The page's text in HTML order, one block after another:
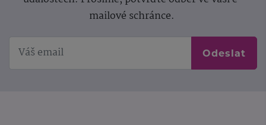
mailové schránce.
Odeslat